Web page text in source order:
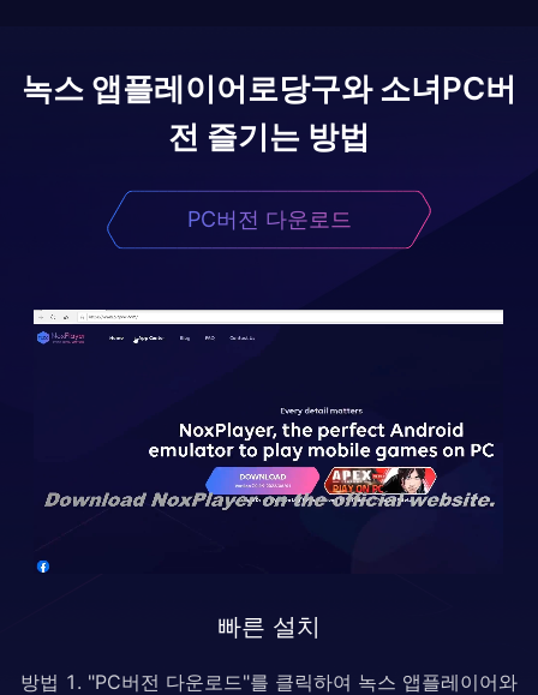
녹스 앱플레이어로당구와 소녀PC버
전 즐기는 방법
PC버전 다운로드
빠른 설치
방법 1. "PC버전 다운로드"를 클릭하여 녹스 앱플레이어와